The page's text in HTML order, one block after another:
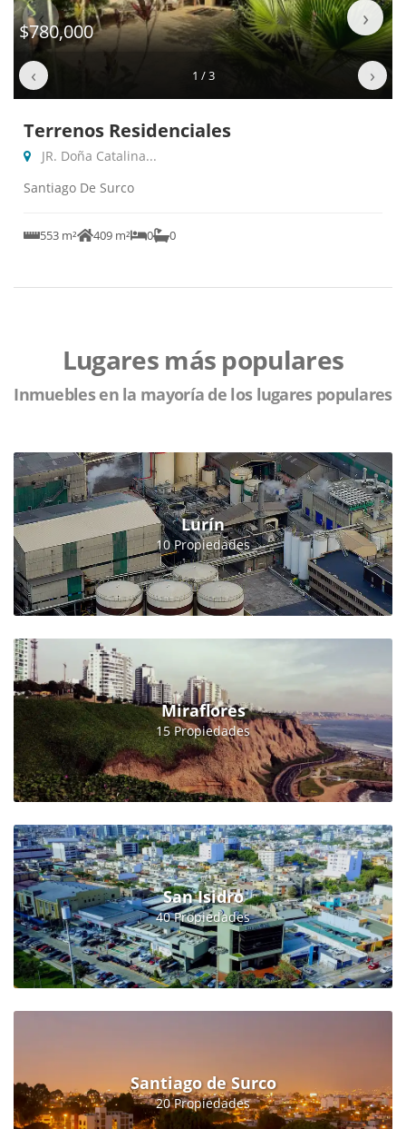
$780,000
‹
1 / 3 ›
Terrenos Residenciales
JR. Doña Catalina...
Santiago De Surco
553 m² 409 m² 0 0
‹ ›
Lugares más populares
Inmuebles en la mayoría de los lugares populares
Lurín
10 Propiedades
Miraflores
15 Propiedades
San Isidro
40 Propiedades
Santiago de Surco
20 Propiedades